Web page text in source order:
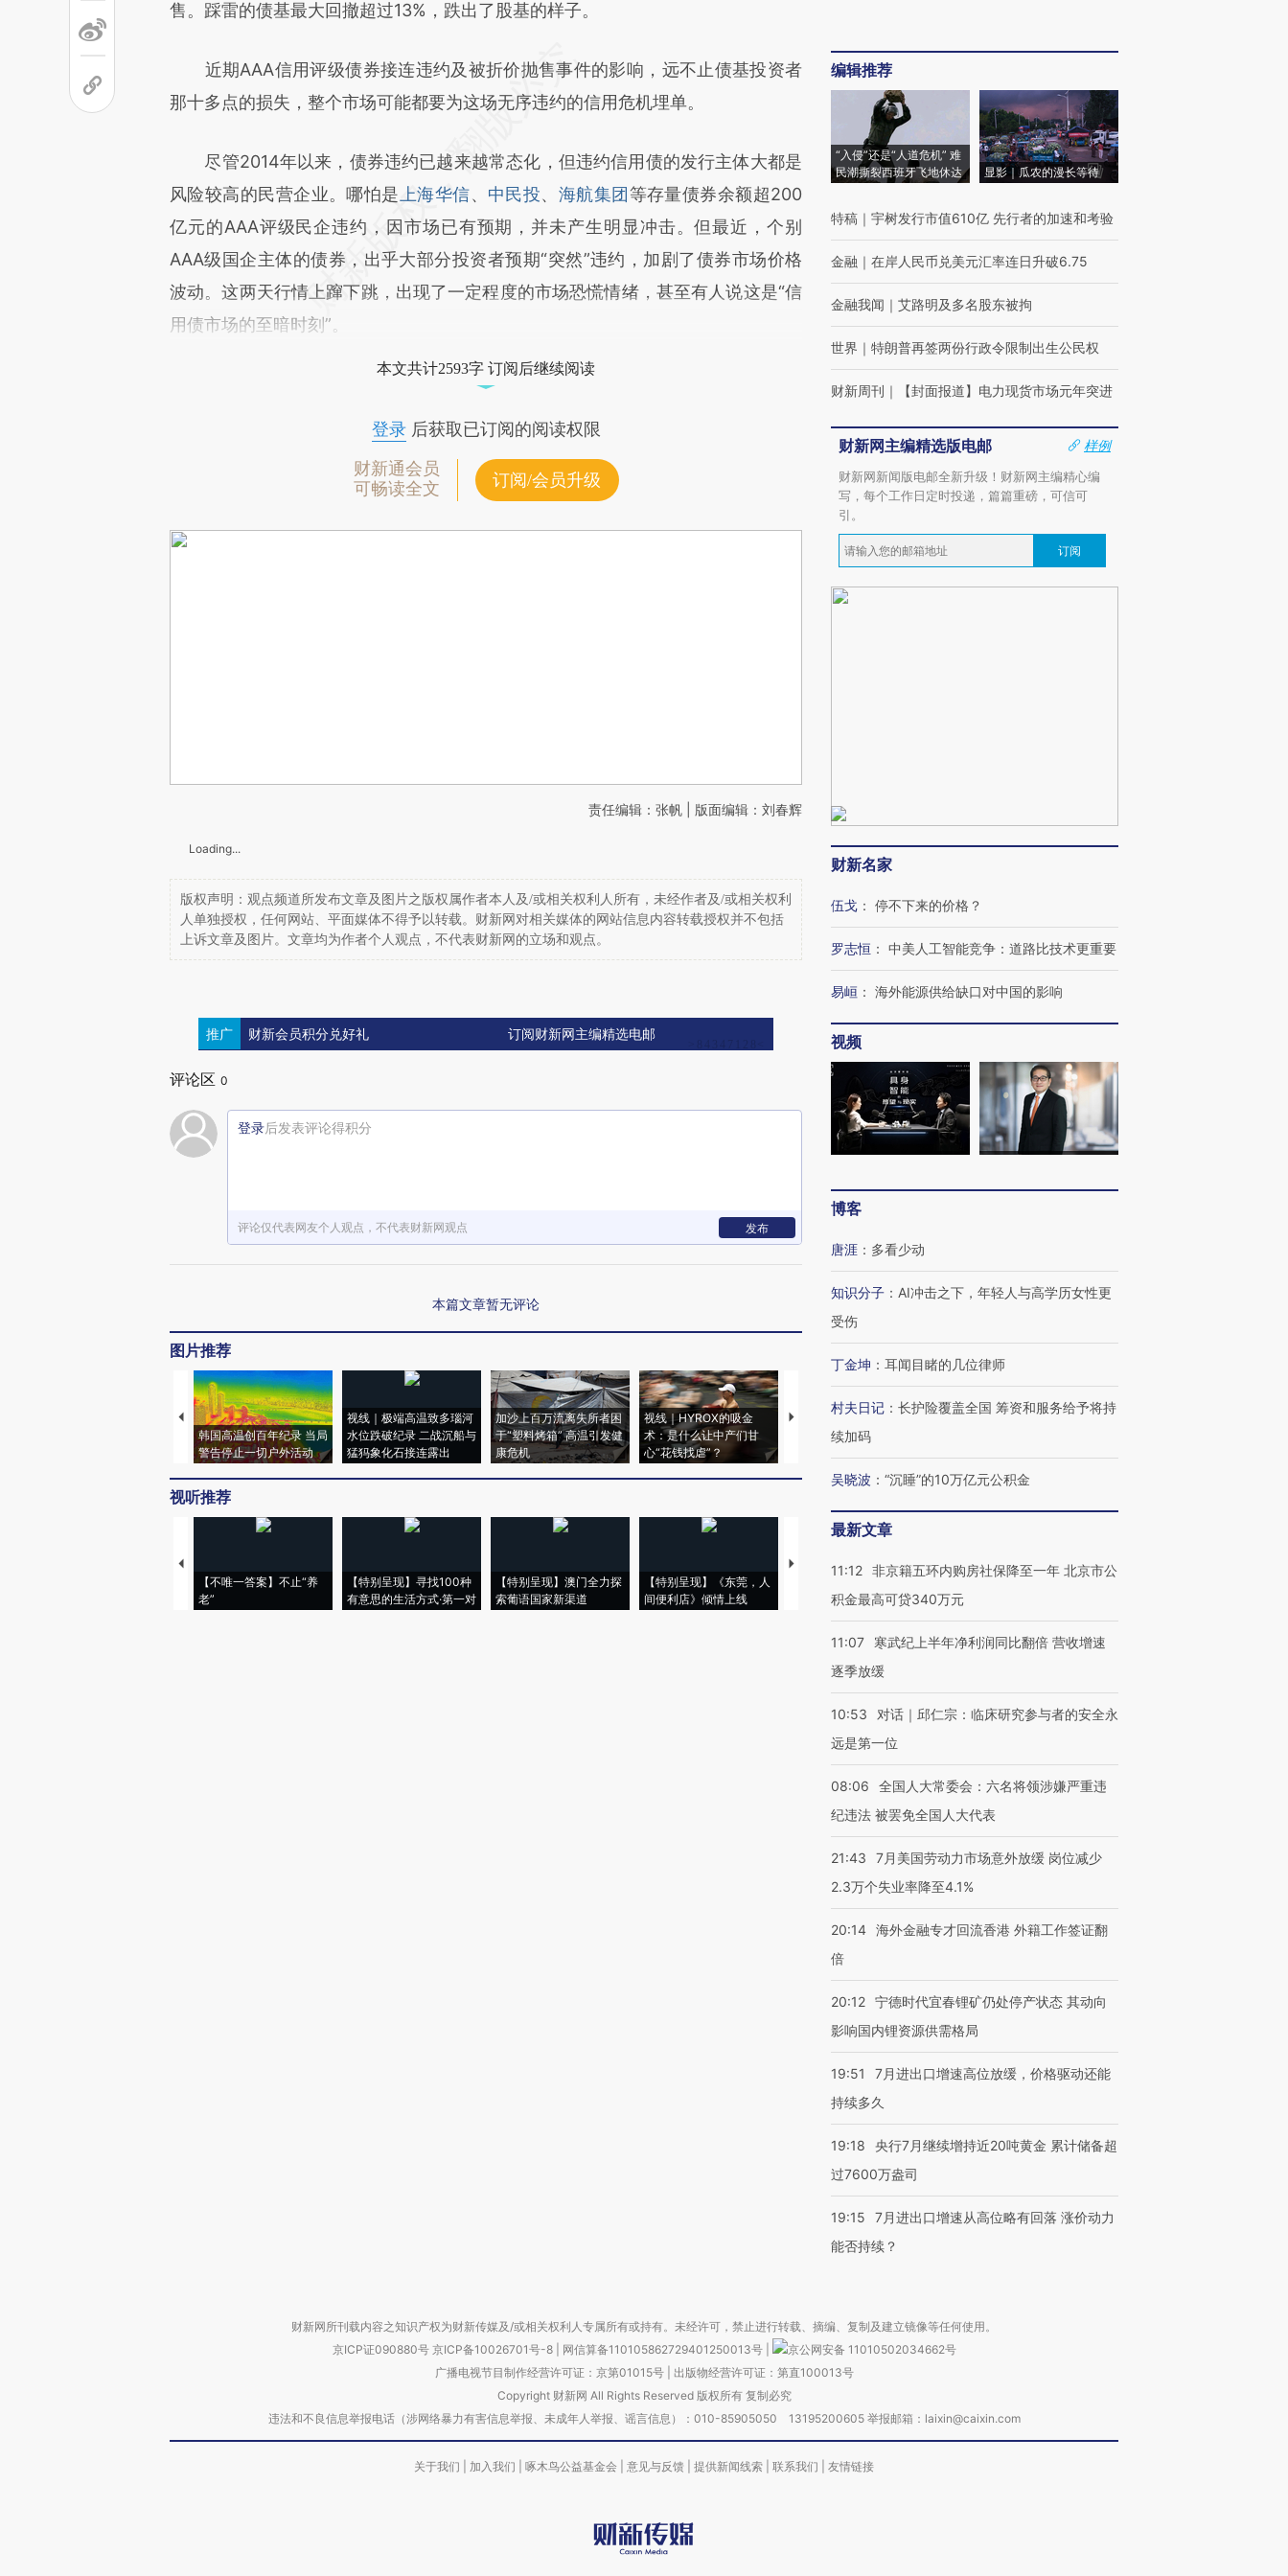
售。踩雷的债基最大回撤超过13%，跌出了股基的样子。
近期AAA信用评级债券接连违约及被折价抛售事件的影响，远不止债基投资者
那十多点的损失，整个市场可能都要为这场无序违约的信用危机埋单。
尽管2014年以来，债券违约已越来越常态化，但违约信用债的发行主体大都是
风险较高的民营企业。哪怕是 上海华信、 中民投、 海航集团等存量债券余额超200
亿元的AAA评级民企违约，因市场已有预期，并未产生明显冲击。但最近，个别
AAA级国企主体的债券，出乎大部分投资者预期“突然”违约，加剧了债券市场价格
波动。这两天行情上蹿下跳，出现了一定程度的市场恐慌情绪，甚至有人说这是“信
用债市场的至暗时刻”。
本文共计2593字 订阅后继续阅读
登录后获取已订阅的阅读权限
财新通会员
可畅读全文
订阅/会员升级
责任编辑：张帆 | 版面编辑：刘春辉
Loading...
版权声明：观点频道所发布文章及图片之版权属作者本人及/或相关权利人所有，未经作者及/或相关权利
人单独授权，任何网站、平面媒体不得予以转载。财新网对相关媒体的网站信息内容转载授权并不包括
上诉文章及图片。文章均为作者个人观点，不代表财新网的立场和观点。
推广 财新会员积分兑好礼 订阅财新网主编精选电邮
评论区 0
登录后发表评论得积分
评论仅代表网友个人观点，不代表财新网观点 发布
本篇文章暂无评论
图片推荐
韩国高温创百年纪录 当局
警告停止一切户外活动
视线｜极端高温致多瑙河
水位跌破纪录 二战沉船与
猛犸象化石接连露出
加沙上百万流离失所者困
于“塑料烤箱” 高温引发健
康危机
视线｜HYROX的吸金
术：是什么让中产们甘
心“花钱找虐”？
马航飞行员跨国走私7万
粒摇头丸 尿检体内含3种
视线｜被称为“蟑螂”的印
视线｜“入侵”还是“人道危
视听推荐
【不唯一答案】不止“养
老”
【特别呈现】寻找100种
有意思的生活方式·第一对
【特别呈现】澳门全力探
索葡语国家新渠道
【特别呈现】《东莞，人
间便利店》倾情上线
【推广】走进第四届链博
会，让数智科技“链”接产
【特别呈现】寻找100种
有意思的生活方式·第三对
【商旅对话】华住集团
CFO：不靠规模取胜，华
编辑推荐
“入侵”还是“人道危机” 难
民潮撕裂西班牙飞地休达
显影｜瓜农的漫长等待
特稿 ｜ 宇树发行市值610亿 先行者的加速和考验
金融 ｜ 在岸人民币兑美元汇率连日升破6.75
金融我闻 ｜ 艾路明及多名股东被拘
世界 ｜ 特朗普再签两份行政令限制出生公民权
财新周刊 ｜ 【封面报道】电力现货市场元年突进
财新网主编精选版电邮
样例
财新网新闻版电邮全新升级！财新网主编精心编
写，每个工作日定时投递，篇篇重磅，可信可
引。
订阅
财新名家
伍戈 ： 停不下来的价格？
罗志恒 ： 中美人工智能竞争：道路比技术更重要
易峘 ： 海外能源供给缺口对中国的影响
视频
博客
唐涯 ： 多看少动
知识分子 ： AI冲击之下，年轻人与高学历女性更
受伤
丁金坤 ： 耳闻目睹的几位律师
村夫日记 ： 长护险覆盖全国 筹资和服务给予将持
续加码
吴晓波 ： “沉睡”的10万亿元公积金
最新文章
11:12 非京籍五环内购房社保降至一年 北京市公
积金最高可贷340万元
11:07
寒武纪上半年净利润同比翻倍 营收增速
逐季放缓
10:53
对话｜邱仁宗：临床研究参与者的安全永
远是第一位
08:06
全国人大常委会：六名将领涉嫌严重违
纪违法 被罢免全国人大代表
21:43
7月美国劳动力市场意外放缓 岗位减少
2.3万个失业率降至4.1%
20:14 海外金融专才回流香港 外籍工作签证翻
倍
20:12 宁德时代宜春锂矿仍处停产状态 其动向
影响国内锂资源供需格局
19:51
7月进出口增速高位放缓，价格驱动还能
持续多久
19:18
央行7月继续增持近20吨黄金 累计储备超
过7600万盎司
19:15
7月进出口增速从高位略有回落 涨价动力
能否持续？
财新网所刊载内容之知识产权为财新传媒及/或相关权利人专属所有或持有。未经许可，禁止进行转载、摘编、复制及建立镜像等任何使用。
京ICP证090880号 京ICP备10026701号-8 网信算备110105862729401250013号
京公网安备 11010502034662号
广播电视节目制作经营许可证：京第01015号| 出版物经营许可证：第直100013号
Copyright 财新网 All Rights Reserved 版权所有 复制必究
违法和不良信息举报电话（涉网络暴力有害信息举报、未成年人举报、谣言信息）：010-85905050 13195200605 举报邮箱：laixin@caixin.com
关于我们 加入我们 啄木鸟公益基金会 意见与反馈 提供新闻线索 联系我们 友情链接